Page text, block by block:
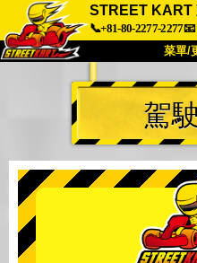
STREET KART
📞+81-80-2277-2277📧
菜單/
關於
公司
更
駕